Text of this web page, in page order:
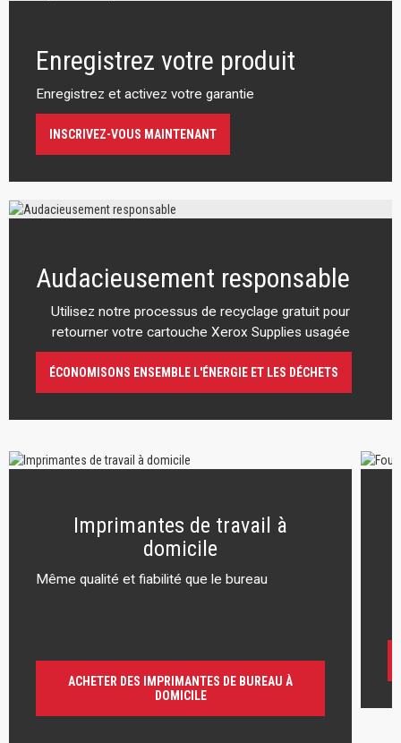
Enregistrez votre produit
Enregistrez et activez votre garantie
INSCRIVEZ-VOUS MAINTENANT
Audacieusement responsable
Utilisez notre processus de recyclage gratuit pour
retourner votre cartouche Xerox Supplies usagée
ÉCONOMISONS ENSEMBLE L'ÉNERGIE ET LES DÉCHETS
Imprimantes de travail à
domicile
Même qualité et fiabilité que le bureau
ACHETER DES IMPRIMANTES DE BUREAU À
DOMICILE